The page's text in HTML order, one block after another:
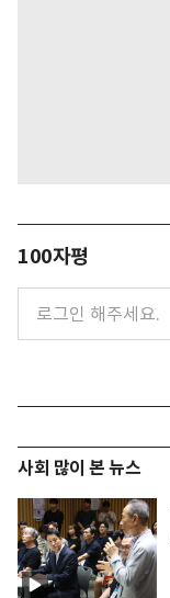
100자평
사회 많이 본 뉴스